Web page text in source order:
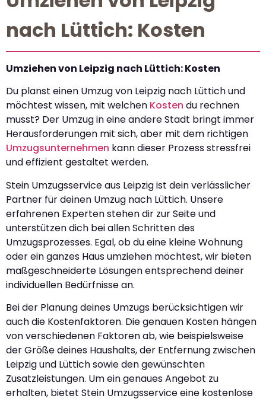
nach Lüttich: Kosten
Umziehen von Leipzig nach Lüttich: Kosten
Du planst einen Umzug von Leipzig nach Lüttich und
möchtest wissen, mit welchen Kosten du rechnen
musst? Der Umzug in eine andere Stadt bringt immer
Herausforderungen mit sich, aber mit dem richtigen
Umzugsunternehmen kann dieser Prozess stressfrei
und effizient gestaltet werden.
Stein Umzugsservice aus Leipzig ist dein verlässlicher
Partner für deinen Umzug nach Lüttich. Unsere
erfahrenen Experten stehen dir zur Seite und
unterstützen dich bei allen Schritten des
Umzugsprozesses. Egal, ob du eine kleine Wohnung
oder ein ganzes Haus umziehen möchtest, wir bieten
maßgeschneiderte Lösungen entsprechend deiner
individuellen Bedürfnisse an.
Bei der Planung deines Umzugs berücksichtigen wir
auch die Kostenfaktoren. Die genauen Kosten hängen
von verschiedenen Faktoren ab, wie beispielsweise
der Größe deines Haushalts, der Entfernung zwischen
Leipzig und Lüttich sowie den gewünschten
Zusatzleistungen. Um ein genaues Angebot zu
erhalten, bietet Stein Umzugsservice eine kostenlose